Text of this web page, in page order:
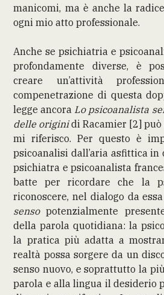
manicomi, ma è anche la
ogni mio atto professionale.
Anche se psichiatria e
profondamente diverse, è
creare un’attività
compenetrazione di questa
legge ancora Lo psicoanalista
delle originidi Racamier [2] può
mi riferisco. Per questo è
psicoanalisi dall’aria asfittica in
psichiatra e psicoanalista
batte per ricordare che la
riconoscere, nel dialogo da
sensopotenzialmente
della parola quotidiana: la
la pratica più adatta a
realtà possa sorgere da un
senso nuovo, e soprattutto la
parola e alla lingua il desiderio